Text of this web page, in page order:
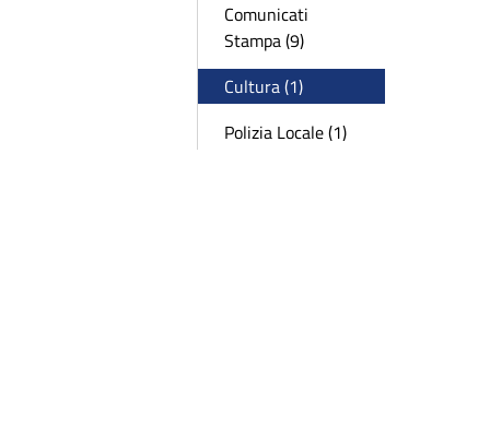
Comunicati
Stampa (9)
Cultura (1)
Polizia Locale (1)